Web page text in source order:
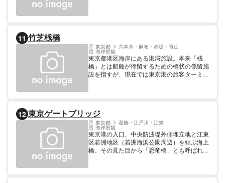
11 竹芝桟橋
東京都 六本木・麻布・赤坂・青山
海岸景観
東京都港区海岸にある港湾施設。本来「桟
橋」とは船舶が停留するための橋状の係留施
設を指すが、現在では東京港の旅客ターミナ
島・父島への玄関口として利用される。一帯
は海上公園やオフィスビル、宿泊施設やレス
トランなどが一体的に整備されている。
12 東京ゲートブリッジ
東京都 葛飾・江戸川・江東
海岸景観
東京港の入口、中央防波堤外側埋立地と江東
区若洲地区（若洲海浜公園周辺）を結ぶ海上
橋。その見た目から「恐竜橋」とも呼ばれ